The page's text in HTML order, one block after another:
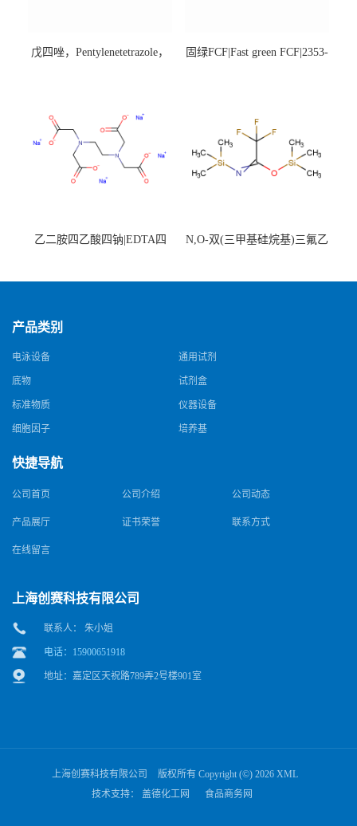
戊四唑，Pentylenetetrazole，
固绿FCF|Fast green FCF|2353-
乙二胺四乙酸四钠|EDTA四
N,O-双(三甲基硅烷基)三氟乙
产品类别
电泳设备 通用试剂
底物 试剂盒
标准物质 仪器设备
细胞因子 培养基
快捷导航
公司首页 公司介绍 公司动态
产品展厅 证书荣誉 联系方式
在线留言
上海创赛科技有限公司
联系人： 朱小姐
电话：15900651918
地址：嘉定区天祝路789弄2号楼901室
上海创赛科技有限公司 版权所有 Copyright (©) 2026 XML
技术支持： 盖德化工网 食品商务网